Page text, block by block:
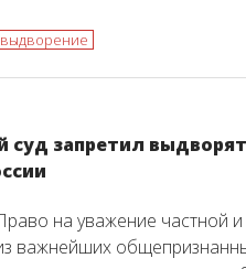
выдворение
суд запретил
на уважение частной
важнейших